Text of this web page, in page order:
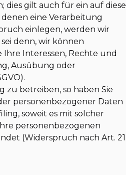
gilt auch für ein auf diese
eine Verarbeitung
einlegen, werden wir
denn, wir können
Interessen, Rechte und
Ausübung oder
betreiben, so haben Sie
personenbezogener Daten
soweit es mit solcher
personenbezogenen
(Widerspruch nach Art. 21